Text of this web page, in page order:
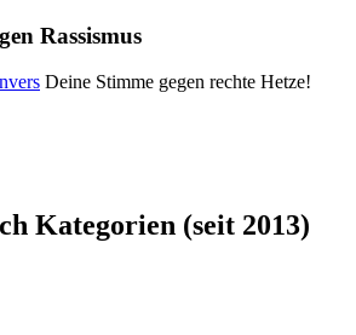
Rassismus
Deine Stimme gegen rechte Hetze!
Kategorien (seit 2013)